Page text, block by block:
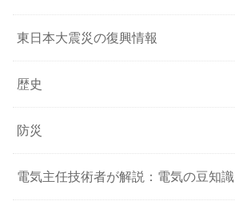
東日本大震災の復興情報
歴史
防災
電気主任技術者が解説：電気の豆知識